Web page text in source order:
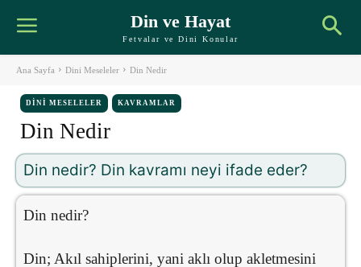
Din ve Hayat
Fetvalar ve Dini Konular
Ana Sayfa Dini Meseleler Din Nedir
DINI MESELELER KAVRAMLAR
Din Nedir
Din nedir? Din kavramı neyi ifade eder?
Din nedir?
Din; Akıl sahiplerini, yani aklı olup akletmesini